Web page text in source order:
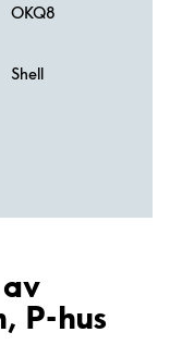
OKQ8
Shell
P-hus